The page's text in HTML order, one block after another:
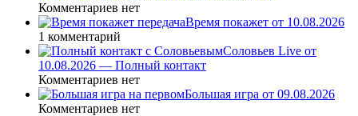
Комментариев нет
Время покажет от 10.08.2026
1 комментарий
Соловьев Live от
10.08.2026 — Полный контакт
Комментариев нет
Большая игра от 09.08.2026
Комментариев нет